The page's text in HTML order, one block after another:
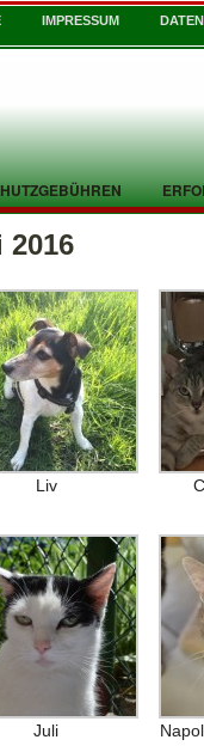
IMPRESSUM
2016
Liv
Juli